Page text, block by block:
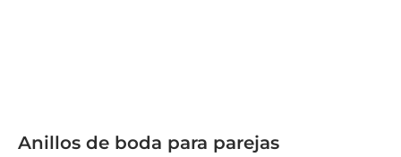
Anillos de boda para parejas